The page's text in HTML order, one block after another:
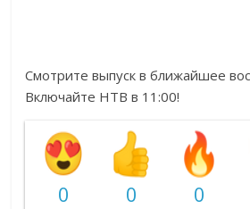
Смотрите выпуск в ближайшее
Включайте НТВ в 11:00!
0 0 0